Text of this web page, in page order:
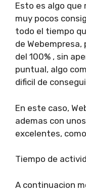
Esto es algo
muy pocos
todo el tiempo
de
del 100% , sin
puntual, algo
dificil de
En este caso,
ademas con
excelentes,
Tiempo de
A continuacion